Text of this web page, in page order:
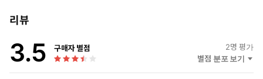
과학기술한림원 정회원이며, 과학기술단체총연합회의 부회장 및 미
기 위해 활동하고 있다. 나아가 과학기술 혁신정책을 통한 국제사회
의 발전을 도모하기 위해서 2003년 미국 및 아시아 주요 대학 학자
들과 아시아 혁신 및 기업가정신 국제학회(Asia Innovation and
리뷰
3.5 구매자 별점 2명 평가
별점 분포 보기